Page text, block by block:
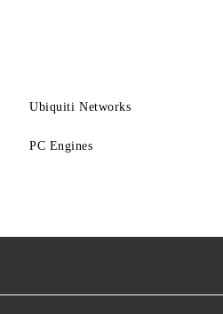
Ubiquiti Networks
PC Engines